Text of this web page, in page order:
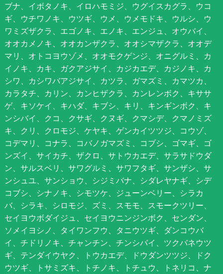
ブナ、イボタノキ、イロハモミジ、ウグイスカグラ、ウコ
ギ、ウチワノキ、ウツギ、ウメ、ウメモドキ、ウルシ、ウ
ワミズザクラ、エゴノキ、エノキ、エンジュ、オウバイ、
オオカメノキ、オオカンザクラ、オオシマザクラ、オオデ
マリ、オトコヨウゾメ、オオモクゲンジ、オニグルミ、カ
イノキ、カキ、ガクアジサイ、カジカエデ、カジノキ、カ
シワ、カシワバアジサイ、カツラ、ガマズミ、カマツカ、
カラタチ、カリン、カンヒザクラ、カンレンボク、キササ
ゲ、キソケイ、キハダ、キブシ、キリ、キンギンボク、キ
ンシバイ、クコ、クサギ、クヌギ、クマシデ、クマノミズ
キ、クリ、クロモジ、ケヤキ、ゲンカイツツジ、コウゾ、
コデマリ、コナラ、コバノガマズミ、コブシ、ゴマギ、ゴ
ンズイ、サイカチ、ザクロ、サトウカエデ、サラサドウダ
ン、サルスベリ、サワグルミ、サワフタギ、サンザシ、サ
ンシュユ、サンショウ、シジミバナ、シダレヤナギ、シデ
コブシ、シナノキ、シモツケ、ジューンベリー、シラカ
バ、シラキ、シロモジ、ズミ、スモモ、スモークツリー、
セイヨウボダイジュ、セイヨウニンジンボク、センダン、
ソメイヨシノ、タイワンフウ、タニウツギ、ダンコウバ
イ、チドリノキ、チャンチン、チンシバイ、ツクバネウツ
ギ、テンダイウヤク、トウカエデ、ドウダンツツジ、ドク
ウツギ、トサミズキ、トチノキ、トチュウ、トネリコ、ナ